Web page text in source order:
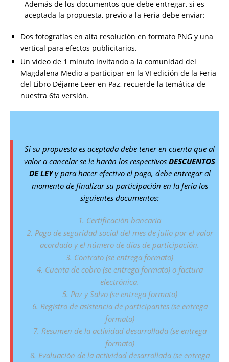
Además de los documentos que debe entregar, si es
aceptada la propuesta, previo a la Feria debe enviar:
Dos fotografías en alta resolución en formato PNG y una
vertical para efectos publicitarios.
Un vídeo de 1 minuto invitando a la comunidad del
Magdalena Medio a participar en la VI edición de la Feria
del Libro Déjame Leer en Paz, recuerde la temática de
nuestra 6ta versión.
Si su propuesta es aceptada debe tener en cuenta que al
valor a cancelar se le harán los respectivos DESCUENTOS
DE LEYy para hacer efectivo el pago, debe entregar al
momento de finalizar su participación en la feria los
siguientes documentos:
1. Certificación bancaria
2. Pago de seguridad social del mes de julio por el valor
acordado y el número de días de participación.
3. Contrato (se entrega formato)
4. Cuenta de cobro (se entrega formato) o factura
electrónica.
5. Paz y Salvo (se entrega formato)
6. Registro de asistencia de participantes (se entrega
formato)
7. Resumen de la actividad desarrollada (se entrega
formato)
8. Evaluación de la actividad desarrollada (se entrega